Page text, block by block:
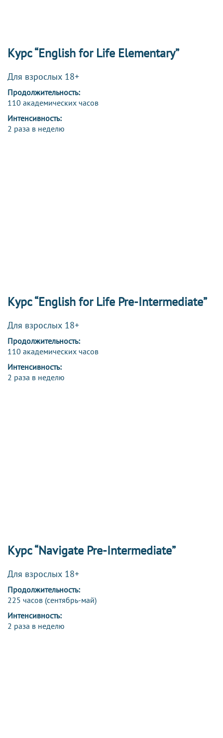
Курс “English for Life Elementary”
Для взрослых 18+
Продолжительность:
110 академических часов
Интенсивность:
2 раза в неделю
Курс “English for Life Pre-Intermediate”
Для взрослых 18+
Продолжительность:
110 академических часов
Интенсивность:
2 раза в неделю
Курс “Navigate Pre-Intermediate”
Для взрослых 18+
Продолжительность:
225 часов (сентябрь-май)
Интенсивность:
2 раза в неделю